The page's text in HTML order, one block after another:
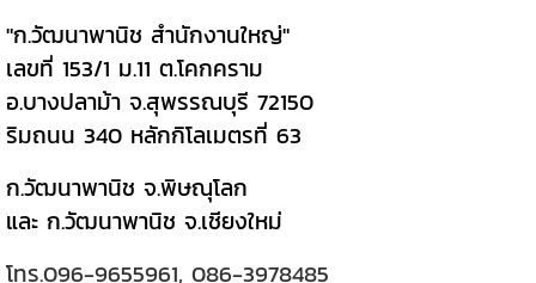
"ก.วัฒนาพานิช สำนักงานใหญ่"
เลขที่ 153/1 ม.11 ต.โคกคราม
อ.บางปลาม้า จ.สุพรรณบุรี 72150
ริมถนน 340 หลักกิโลเมตรที่ 63
ก.วัฒนาพานิช จ.พิษณุโลก
และ ก.วัฒนาพานิช จ.เชียงใหม่
โทร.096-9655961, 086-3978485